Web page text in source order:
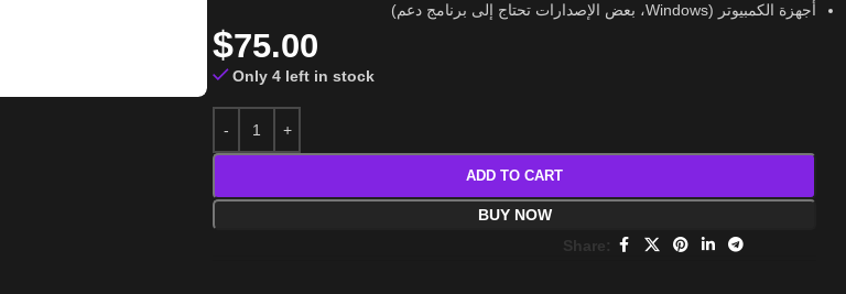
أجهزة الكمبيوتر (Windows، بعض الإصدارات تحتاج إلى برنامج دعم)
$75.00
Only 4 left in stock
ADD TO CART
BUY NOW
Share: